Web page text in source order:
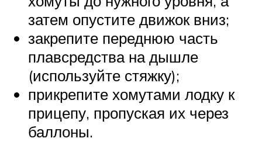
затем опустите движок вниз;
закрепите переднюю часть
плавсредства на дышле
(используйте стяжку);
прикрепите хомутами лодку к
прицепу, пропуская их через
баллоны.